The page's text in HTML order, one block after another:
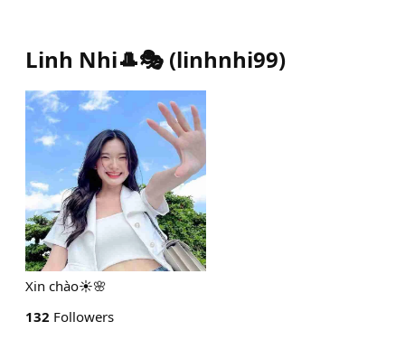
Linh Nhi🎩🎭 (linhnhi99)
Xin chào☀️🌸
132 Followers